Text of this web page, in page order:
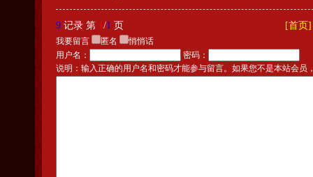
9 记录 第 1/1 页 [首页]
我要留言 匿名
悄悄话
用户名：
密码：
说明：输入正确的用户名和密码才能参与留言。如果您不是本站会员